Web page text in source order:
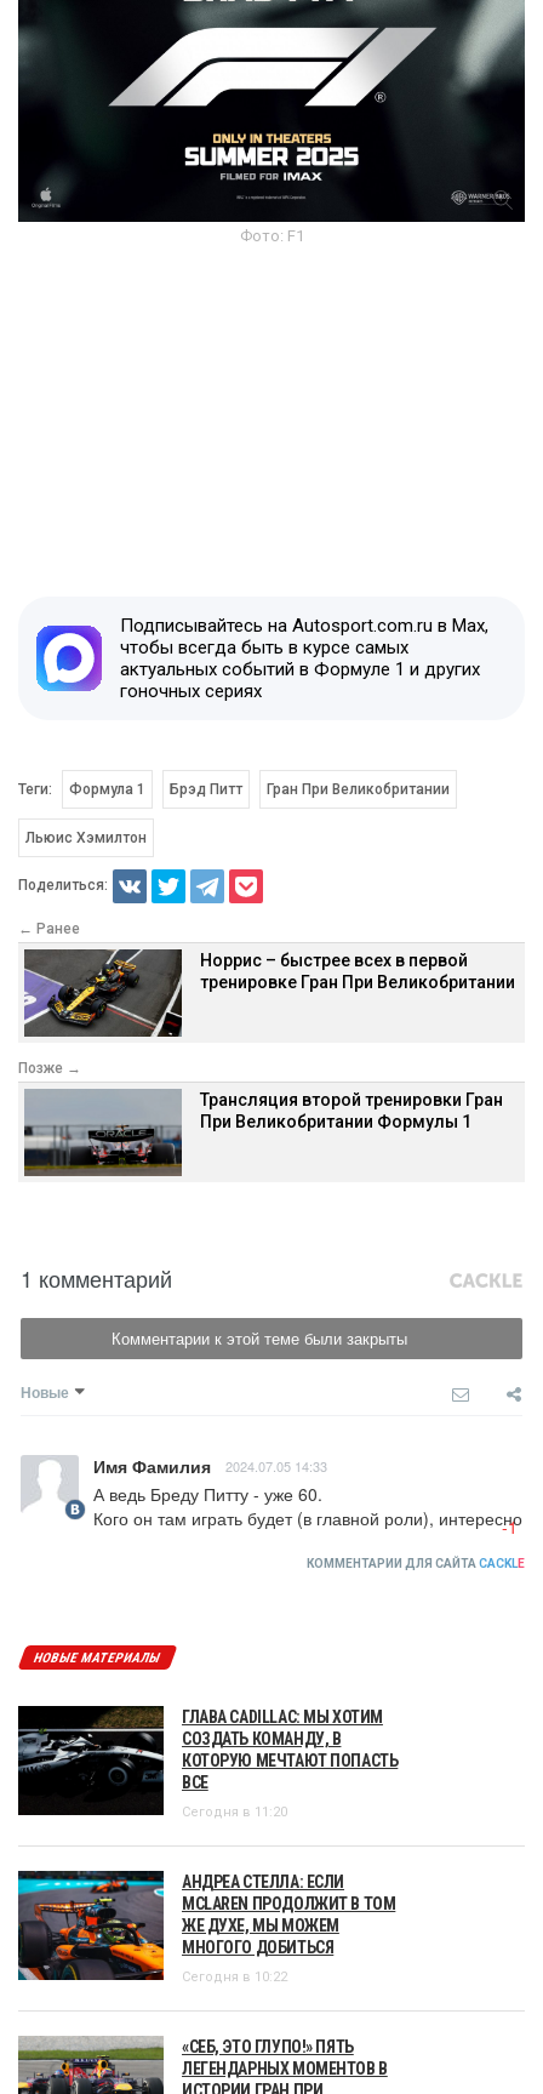
Фото: F1
Подписывайтесь на Autosport.com.ru в Max,
чтобы всегда быть в курсе самых
актуальных событий в Формуле 1 и других
гоночных сериях
Теги: Формула 1 Брэд Питт Гран При Великобритании
Льюис Хэмилтон
Поделиться:
← Ранее
Норрис – быстрее всех в первой
тренировке Гран При Великобритании
Позже →
Трансляция второй тренировки Гран
При Великобритании Формулы 1
1 комментарий
Комментарии к этой теме были закрыты
Новые
Имя Фамилия 2024.07.05 14:33
А ведь Бреду Питту - уже 60.
Кого он там играть будет (в главной роли), интересно
-1
КОММЕНТАРИИ ДЛЯ САЙТАCACKLE
НОВЫЕ МАТЕРИАЛЫ
ГЛАВА CADILLAC: МЫ ХОТИМ
СОЗДАТЬ КОМАНДУ, В
КОТОРУЮ МЕЧТАЮТ ПОПАСТЬ
ВСЕ
Сегодня в 11:20
АНДРЕА СТЕЛЛА: ЕСЛИ
MCLAREN ПРОДОЛЖИТ В ТОМ
ЖЕ ДУХЕ, МЫ МОЖЕМ
МНОГОГО ДОБИТЬСЯ
Сегодня в 10:22
«СЕБ, ЭТО ГЛУПО!» ПЯТЬ
ЛЕГЕНДАРНЫХ МОМЕНТОВ В